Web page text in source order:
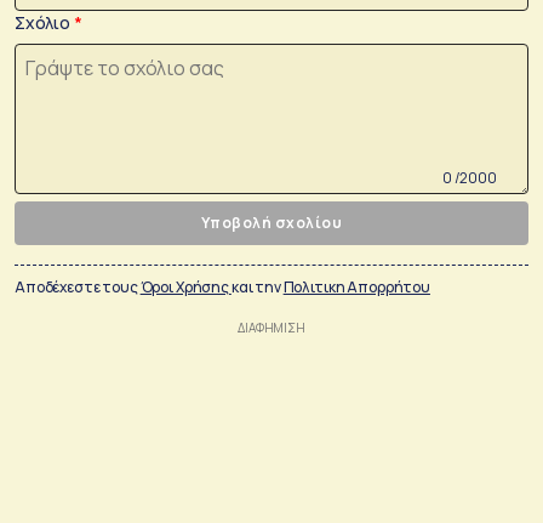
Σχόλιο
0 /2000
Υποβολή σχολίου
Αποδέχεστε τουςΌροι Χρήσηςκαι τηνΠολιτικη Απορρήτου